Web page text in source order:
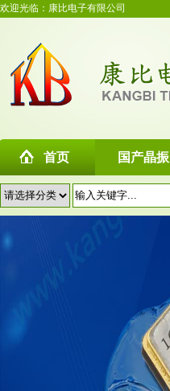
欢迎光临：康比电子有限公司
首页 国产晶振